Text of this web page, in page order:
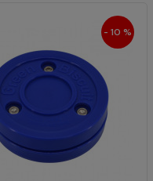
- 10 %